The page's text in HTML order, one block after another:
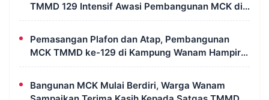
TMMD 129 Intensif Awasi Pembangunan MCK di
Wanam
Pemasangan Plafon dan Atap, Pembangunan
MCK TMMD ke-129 di Kampung Wanam Hampir
Rampung
Bangunan MCK Mulai Berdiri, Warga Wanam